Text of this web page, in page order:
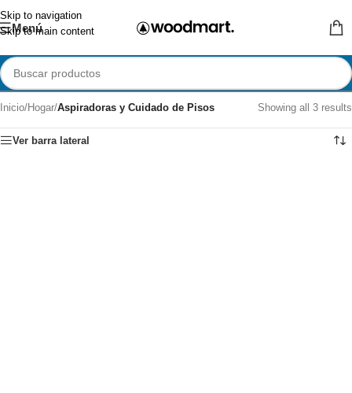
Skip to navigation
Skip to main content
Menú
Inicio/Hogar/Aspiradoras y Cuidado de Pisos Showing all 3 results
Ver barra lateral